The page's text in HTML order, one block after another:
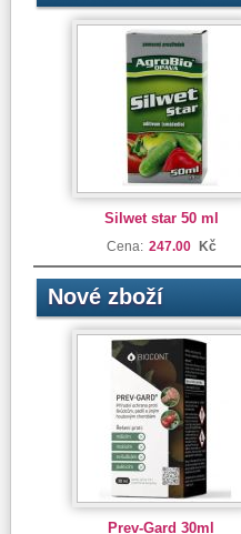
Silwet star 50 ml
Cena: 247.00 Kč
Nové zboží
Prev-Gard 30ml